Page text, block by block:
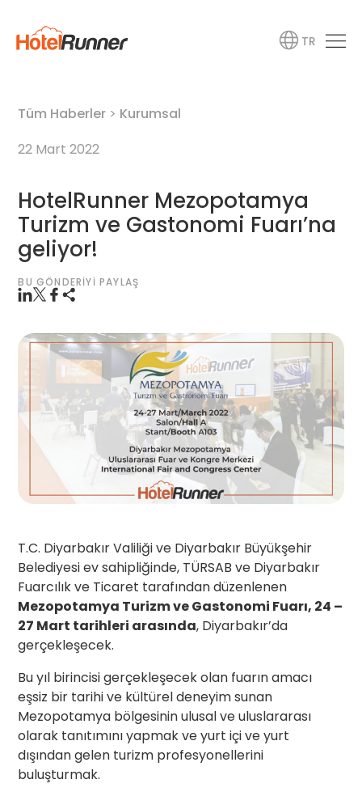
TR
Tüm Haberler > Kurumsal
22 Mart 2022
HotelRunner Mezopotamya
Turizm ve Gastonomi Fuarı’na
geliyor!
BU GÖNDERIYI PAYLAŞ
T.C. Diyarbakır Valiliği ve Diyarbakır Büyükşehir
Belediyesi ev sahipliğinde, TÜRSAB ve Diyarbakır
Fuarcılık ve Ticaret tarafından düzenlenen
Mezopotamya Turizm ve Gastonomi Fuarı, 24 –
27 Mart tarihleri arasında, Diyarbakır’da
gerçekleşecek.
Bu yıl birincisi gerçekleşecek olan fuarın amacı
eşsiz bir tarihi ve kültürel deneyim sunan
Mezopotamya bölgesinin ulusal ve uluslararası
olarak tanıtımını yapmak ve yurt içi ve yurt
dışından gelen turizm profesyonellerini
buluşturmak.